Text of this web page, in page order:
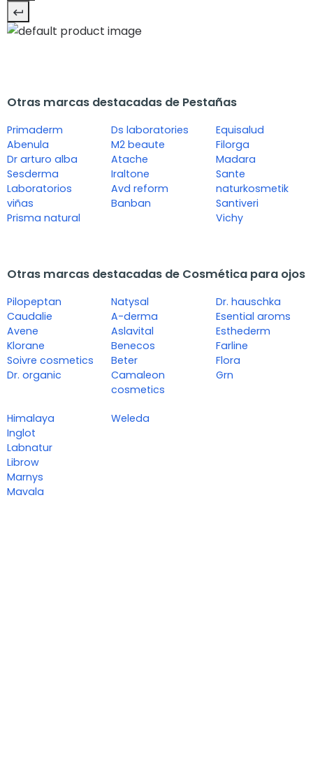
Otras marcas destacadas de Pestañas
Primaderm
Abenula
Dr arturo alba
Sesderma
Laboratorios
viñas
Prisma natural
Ds laboratories
M2 beaute
Atache
Iraltone
Avd reform
Banban
Equisalud
Filorga
Madara
Sante
naturkosmetik
Santiveri
Vichy
Otras marcas destacadas de Cosmética para ojos
Pilopeptan
Caudalie
Avene
Klorane
Soivre cosmetics
Dr. organic
Natysal
A-derma
Aslavital
Benecos
Beter
Camaleon
cosmetics
Dr. hauschka
Esential aroms
Esthederm
Farline
Flora
Grn
Himalaya
Inglot
Labnatur
Librow
Marnys
Mavala
Weleda